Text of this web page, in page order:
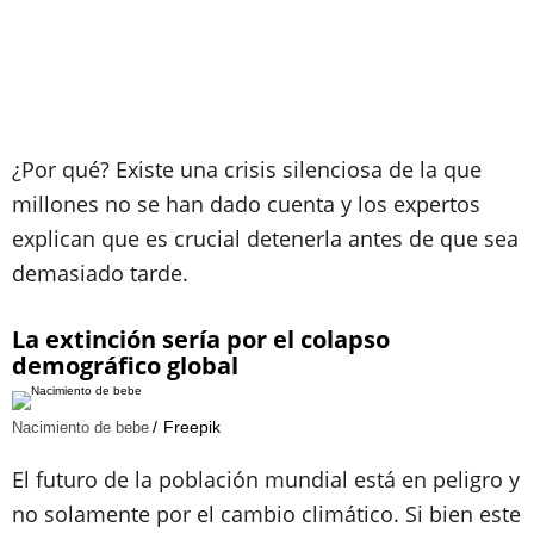
¿Por qué? Existe una crisis silenciosa de la que
millones no se han dado cuenta y los expertos
explican que es crucial detenerla antes de que sea
demasiado tarde.
La extinción sería por el colapso
demográfico global
Nacimiento de bebe Freepik
El futuro de la población mundial está en peligro y
no solamente por el cambio climático. Si bien este